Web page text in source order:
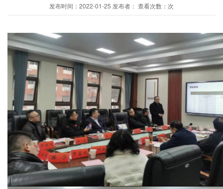
发布时间：2022-01-25 发布者： 查看次数：次